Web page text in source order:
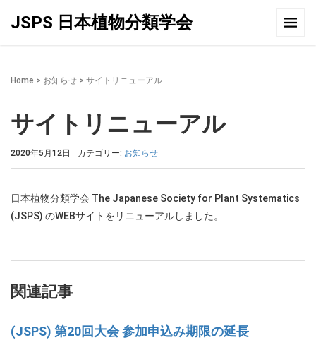
JSPS 日本植物分類学会
Home > お知らせ > サイトリニューアル
サイトリニューアル
2020年5月12日 カテゴリー: お知らせ
日本植物分類学会 The Japanese Society for Plant Systematics
(JSPS) のWEBサイトをリニューアルしました。
関連記事
(JSPS) 第20回大会 参加申込み期限の延長